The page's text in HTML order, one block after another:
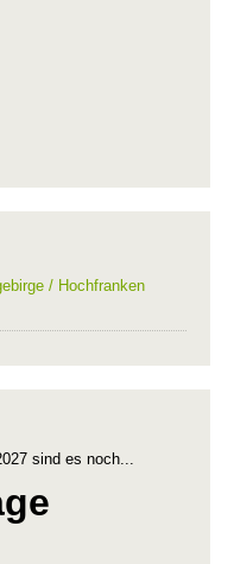
/ Hochfranken
sind es noch...